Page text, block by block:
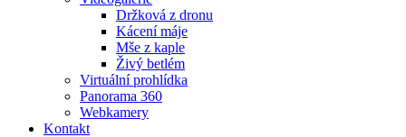
Držková z dronu
Kácení máje
Mše z kaple
Živý betlém
Virtuální prohlídka
Panorama 360
Webkamery
Kontakt